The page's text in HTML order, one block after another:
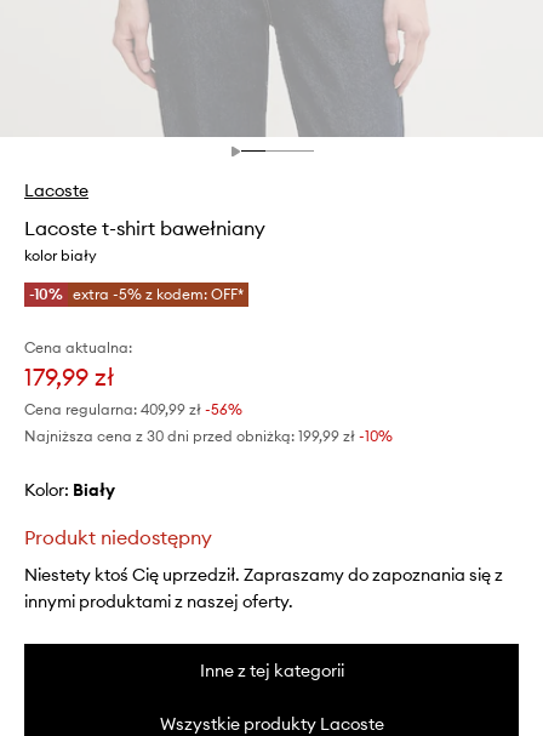
Lacoste
Lacoste t-shirt bawełniany
kolor biały
-10% extra -5% z kodem: OFF*
Cena aktualna:
179,99 zł
Cena regularna: 409,99 zł -56%
Najniższa cena z 30 dni przed obniżką: 199,99 zł -10%
Kolor: biały
Produkt niedostępny
Niestety ktoś Cię uprzedził. Zapraszamy do zapoznania się z
innymi produktami z naszej oferty.
Inne z tej kategorii
Wszystkie produkty Lacoste